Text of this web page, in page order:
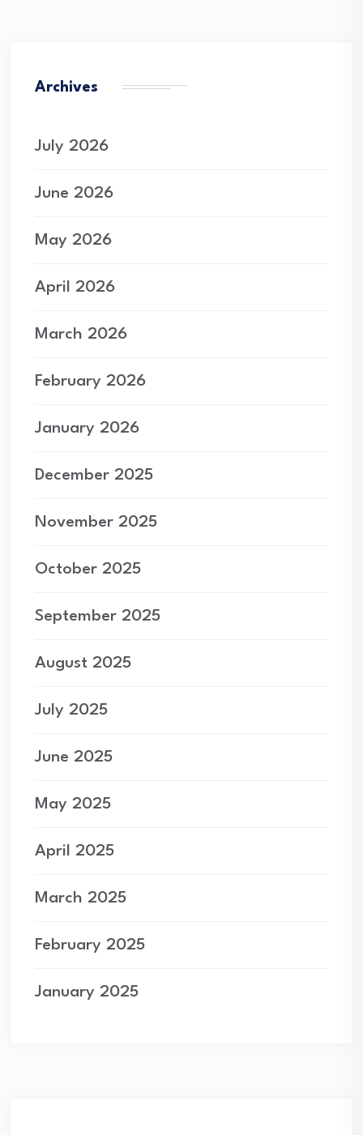
Archives
July 2026
June 2026
May 2026
April 2026
March 2026
February 2026
January 2026
December 2025
November 2025
October 2025
September 2025
August 2025
July 2025
June 2025
May 2025
April 2025
March 2025
February 2025
January 2025